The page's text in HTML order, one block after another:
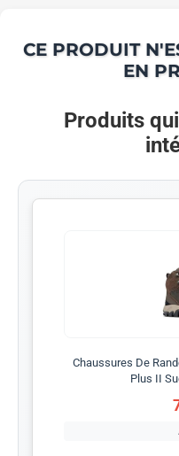
CE PRODUIT
EN
Produits
Chaussures De
Plus II